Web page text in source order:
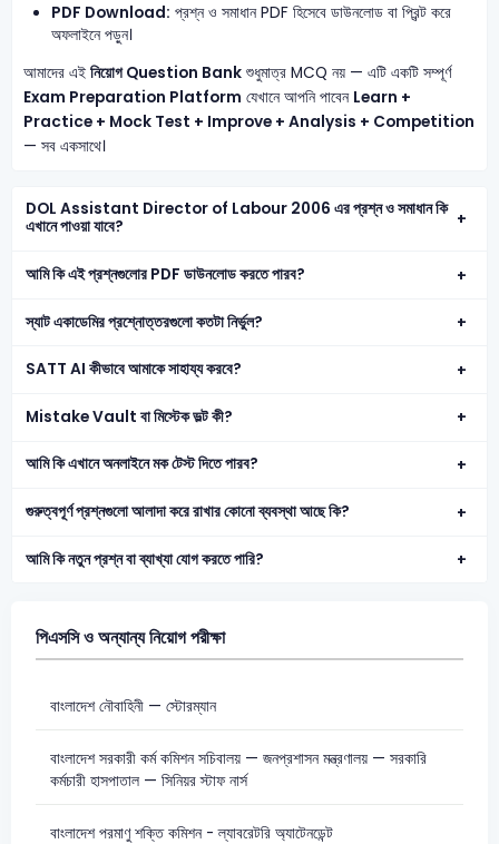
PDF Download: প্রশ্ন ও সমাধান PDF হিসেবে ডাউনলোড বা প্রিন্ট করে
অফলাইনে পড়ুন।
আমাদের এই নিয়োগ Question Bankশুধুমাত্র MCQ নয় — এটি একটি সম্পূর্ণ
Exam Preparation Platform যেখানে আপনি পাবেন Learn +
Practice + Mock Test + Improve + Analysis + Competition
— সব একসাথে।
DOL Assistant Director of Labour 2006 এর প্রশ্ন ও সমাধান কি
এখানে পাওয়া যাবে?
আমি কি এই প্রশ্নগুলোর PDF ডাউনলোড করতে পারব?
স্যাট একাডেমির প্রশ্নোত্তরগুলো কতটা নির্ভুল?
SATT AI কীভাবে আমাকে সাহায্য করবে?
Mistake Vault বা মিস্টেক ভল্ট কী?
আমি কি এখানে অনলাইনে মক টেস্ট দিতে পারব?
গুরুত্বপূর্ণ প্রশ্নগুলো আলাদা করে রাখার কোনো ব্যবস্থা আছে কি?
আমি কি নতুন প্রশ্ন বা ব্যাখ্যা যোগ করতে পারি?
পিএসসি ও অন্যান্য নিয়োগ পরীক্ষা
বাংলাদেশ নৌবাহিনী — স্টোরম্যান
বাংলাদেশ সরকারী কর্ম কমিশন সচিবালয় — জনপ্রশাসন মন্ত্রণালয় — সরকারি
কর্মচারী হাসপাতাল — সিনিয়র স্টাফ নার্স
বাংলাদেশ পরমাণু শক্তি কমিশন - ল্যাবরেটরি অ্যাটেনডেন্ট